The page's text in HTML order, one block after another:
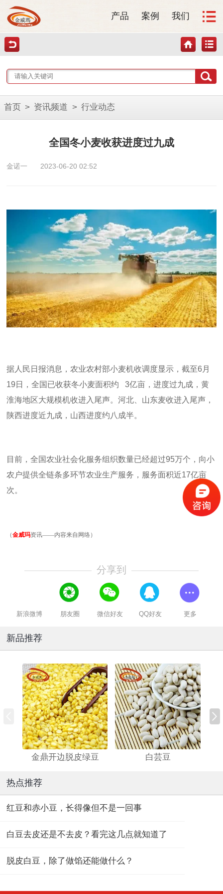
产品 案例 我们
首页 > 资讯频道 > 行业动态
全国冬小麦收获进度过九成
金诺一 2023-06-20 02:52
据人民日报消息，农业农村部小麦机收调度显示，截至6 月
19 日，全国已收获冬小麦面积约 3亿亩，进度过九成，黄
淮海地区大规模机收进入尾声。河北、山东麦收进入尾声，
陕西进度近九成，山西进度约八成半。
目前，全国农业社会化服务组织数量已经超过95万个，向小
农户提供全链条多环节农业生产服务，服务面积近17亿亩
次。
（金威玛资讯——内容来自网络）
分享到
新浪微博 朋友圈 微信好友 QQ好友 更多
新品推荐
金鼎开边脱皮绿豆 白芸豆
热点推荐
红豆和赤小豆，长得像但不是一回事
白豆去皮还是不去皮？看完这几点就知道了
脱皮白豆，除了做馅还能做什么？